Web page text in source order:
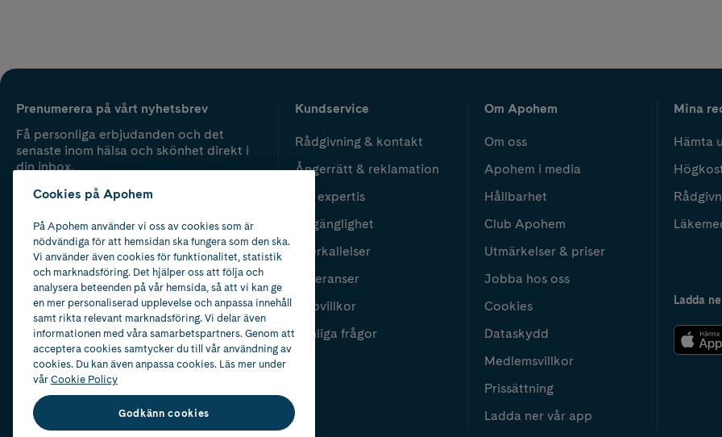
Prenumerera på vårt nyhetsbrev
Få personliga erbjudanden och det
senaste inom hälsa och skönhet direkt i
din inbox.
Kundservice
Rådgivning & kontakt
Ångerrätt & reklamation
Vår expertis
Tillgänglighet
Återkallelser
Leveranser
Köpvillkor
Vanliga frågor
Om Apohem
Om oss
Apohem i media
Hållbarhet
Club Apohem
Utmärkelser & priser
Jobba hos oss
Cookies
Dataskydd
Medlemsvillkor
Prissättning
Ladda ner vår app
Mina
Hämta
Ladda
Cookies på Apohem
På Apohem använder vi oss av cookies som är
nödvändiga för att hemsidan ska fungera som den ska.
Vi använder även cookies för funktionalitet, statistik
och marknadsföring. Det hjälper oss att följa och
analysera beteenden på vår hemsida, så att vi kan ge
en mer personaliserad upplevelse och anpassa innehåll
samt rikta relevant marknadsföring. Vi delar även
informationen med våra samarbetspartners. Genom att
acceptera cookies samtycker du till vår användning av
cookies. Du kan även anpassa cookies. Läs mer under
vårCookie Policy
Godkänn cookies